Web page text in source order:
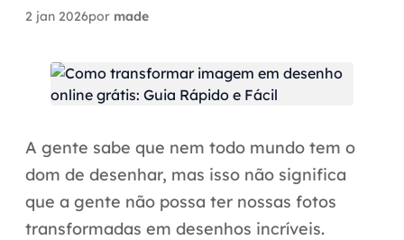
Aceleradores de IA
Integração de IA
RPA e hiperautomação
2 jan 2026por made
A gente sabe que nem todo mundo tem o
dom de desenhar, mas isso não significa
que a gente não possa ter nossas fotos
transformadas em desenhos incríveis.